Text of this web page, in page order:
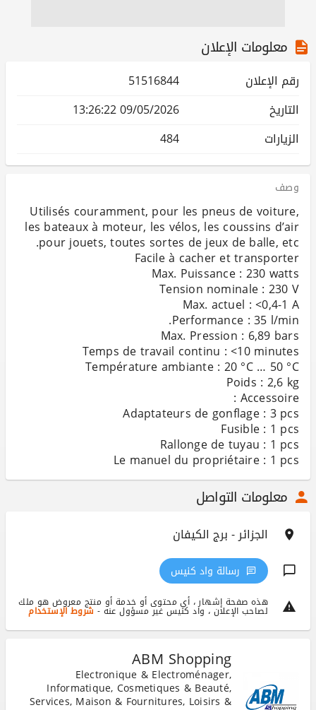
معلومات الإعلان
رقم الإعلان
51516844
التاريخ
09/05/2026 13:26:22
الزيارات
484
وصف
Utilisés couramment, pour les pneus de voiture,
les bateaux à moteur, les vélos, les coussins d’air
Adaptateurs de gonflage : 3 pcs
Le manuel du propriétaire : 1 pcs
معلومات التواصل
الجزائر - برج الكيفان
رسالة واد كنيس
هذه صفحة إشهار ، أي محتوى أو خدمة أو منتج معروض هو ملك
لصاحب الإعلان ، واد كنيس غير مسؤول عنه - شروط الإستخدام
ABM Shopping
Electronique & Electroménager,
Informatique, Cosmetiques & Beauté,
Services, Maison & Fournitures, Loisirs &